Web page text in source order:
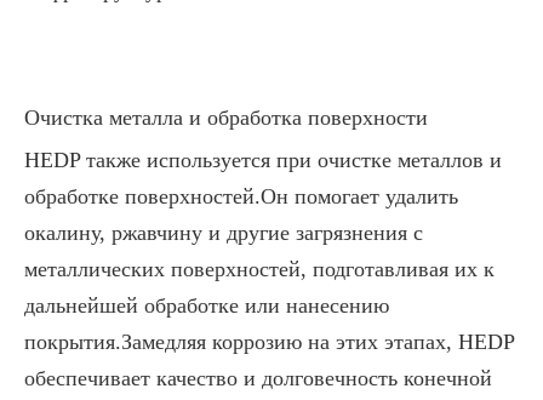
Очистка металла и обработка поверхности
HEDP также используется при очистке металлов и
обработке поверхностей.Он помогает удалить
окалину, ржавчину и другие загрязнения с
металлических поверхностей, подготавливая их к
дальнейшей обработке или нанесению
покрытия.Замедляя коррозию на этих этапах, HEDP
обеспечивает качество и долговечность конечной